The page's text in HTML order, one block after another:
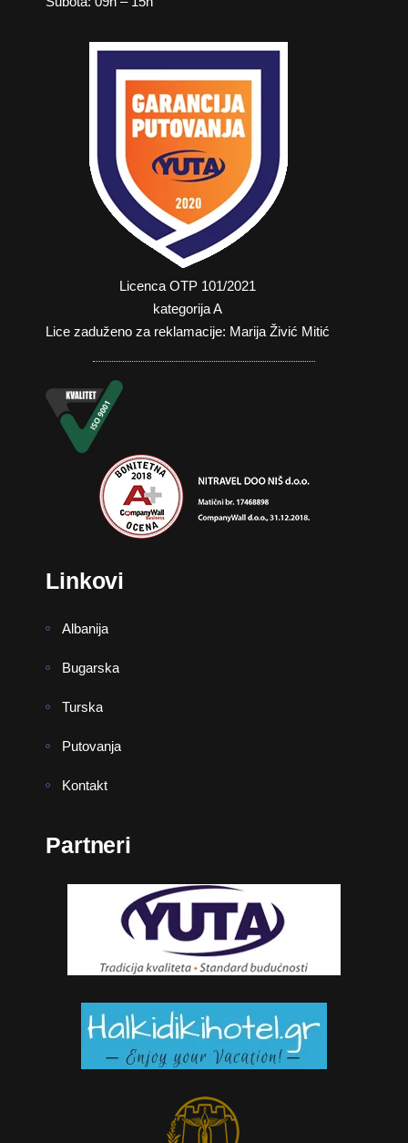
Licenca OTP 101/2021
kategorija A
Lice zaduženo za reklamacije: Marija Živić Mitić
Linkovi
Albanija
Bugarska
Turska
Putovanja
Kontakt
Partneri